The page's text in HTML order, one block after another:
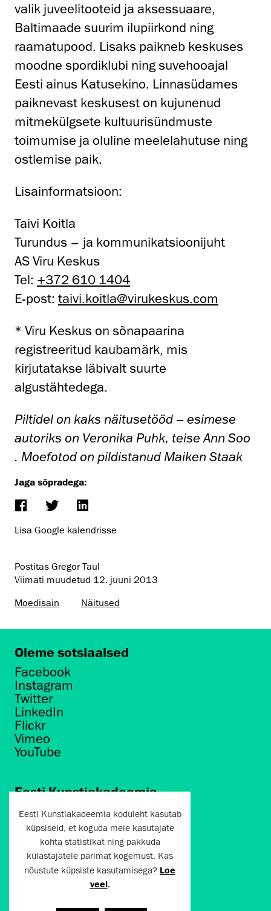
valik juveelitooteid ja aksessuaare,
Baltimaade suurim ilupiirkond ning
raamatupood. Lisaks paikneb keskuses
moodne spordiklubi ning suvehooajal
Eesti ainus Katusekino. Linnasüdames
paiknevast keskusest on kujunenud
mitmekülgsete kultuurisündmuste
toimumise ja oluline meelelahutuse ning
ostlemise paik.
Lisainformatsioon:
Taivi Koitla
Turundus – ja kommunikatsioonijuht
AS Viru Keskus
Tel: +372 610 1404
E-post: taivi.koitla@virukeskus.com
* Viru Keskus on sõnapaarina
registreeritud kaubamärk, mis
kirjutatakse läbivalt suurte
algustähtedega.
Piltidel on kaks näitusetööd – esimese
autoriks on Veronika Puhk, teise Ann Soo
. Moefotod on pildistanud Maiken Staak
Jaga sõpradega:
Lisa Google kalendrisse
Postitas Gregor Taul
Viimati muudetud 12. juuni 2013
Moedisain
Näitused
Oleme sotsiaalsed
Facebook
Instagram
Twitter
LinkedIn
Flickr
Vimeo
YouTube
Eesti Kunstiakadeemia
Põhja puiestee 7
Tallinn 10412
artun@artun.ee
+372 6267301
Liitu uudiskirjaga!
Eesti Kunstiakadeemia koduleht kasutab
küpsiseid, et koguda meie kasutajate
kohta statistikat ning pakkuda
külastajatele parimat kogemust. Kas
nõustute küpsiste kasutamisega? Loe
veel.